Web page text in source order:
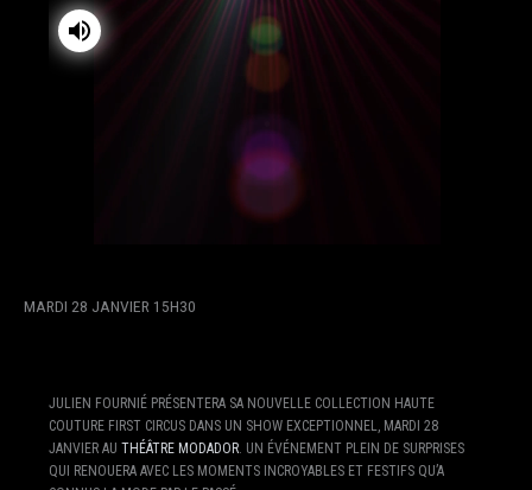
MARDI 28 JANVIER 15H30
JULIEN FOURNIÉ PRÉSENTERA SA NOUVELLE COLLECTION HAUTE
COUTURE FIRST CIRCUS DANS UN SHOW EXCEPTIONNEL, MARDI 28
JANVIER AU THÉÂTRE MODADOR. UN ÉVÉNEMENT PLEIN DE SURPRISES
QUI RENOUERA AVEC LES MOMENTS INCROYABLES ET FESTIFS QU’A